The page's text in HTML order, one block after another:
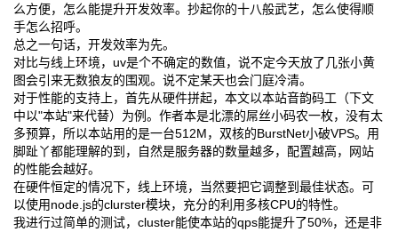
么方便，怎么能提升开发效率。抄起你的十八般武艺，怎么使得顺
手怎么招呼。
总之一句话，开发效率为先。
对比与线上环境，uv是个不确定的数值，说不定今天放了几张小黄
图会引来无数狼友的围观。说不定某天也会门庭冷清。
对于性能的支持上，首先从硬件拼起，本文以本站音韵码工（下文
中以"本站"来代替）为例。作者本是北漂的屌丝小码农一枚，没有太
多预算，所以本站用的是一台512M，双核的BurstNet小破VPS。用
脚趾丫都能理解的到，自然是服务器的数量越多，配置越高，网站
的性能会越好。
在硬件恒定的情况下，线上环境，当然要把它调整到最佳状态。可
以使用node.js的clurster模块，充分的利用多核CPU的特性。
我进行过简单的测试，cluster能使本站的qps能提升了50%，还是非